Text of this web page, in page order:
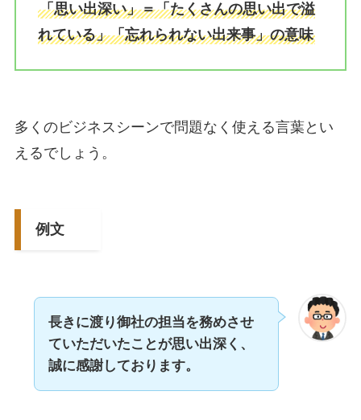
「思い出深い」＝「たくさんの思い出で溢
れている」「忘れられない出来事」の意味
多くのビジネスシーンで問題なく使える言葉とい
えるでしょう。
例文
長きに渡り御社の担当を務めさせ
ていただいたことが思い出深く、
誠に感謝しております。